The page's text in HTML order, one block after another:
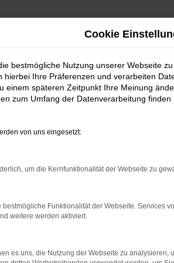
Cookie
bestmögliche Nutzung unserer Webseite
hierbei Ihre Präferenzen und verarbeiten
einem späteren Zeitpunkt Ihre Meinung
zum Umfang der Datenverarbeitung finden
von uns eingesetzt:
um die Kernfunktionalität der Webseite zu
Funktionalität der Webseite. Services
weitere werden aktiviert.
es uns, die Nutzung der Webseite zu